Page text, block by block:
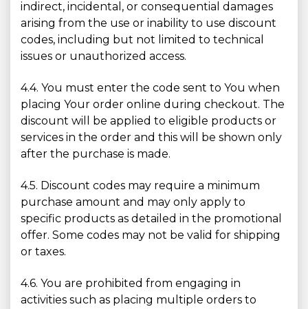
indirect, incidental, or consequential damages
arising from the use or inability to use discount
codes, including but not limited to technical
issues or unauthorized access.
4.4. You must enter the code sent to You when
placing Your order online during checkout. The
discount will be applied to eligible products or
services in the order and this will be shown only
after the purchase is made.
4.5. Discount codes may require a minimum
purchase amount and may only apply to
specific products as detailed in the promotional
offer. Some codes may not be valid for shipping
or taxes.
4.6. You are prohibited from engaging in
activities such as placing multiple orders to